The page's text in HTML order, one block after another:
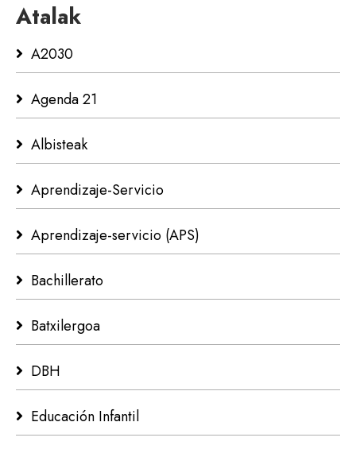
Atalak
A2030
Agenda 21
Albisteak
Aprendizaje-Servicio
Aprendizaje-servicio (APS)
Bachillerato
Batxilergoa
DBH
Educación Infantil